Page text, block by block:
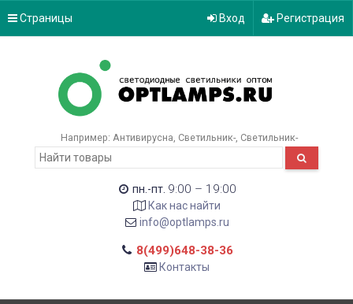
Страницы Вход Регистрация
Например: Антивирусна Светильник- Светильник-
пн.-пт. 9:00 – 19:00
Как нас найти
info@optlamps.ru
8(499)648-38-36
Контакты